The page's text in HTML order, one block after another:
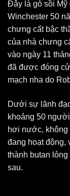
Đây là gỗ sồi
Winchester 50
chưng cất bậc
của nhà chưng
vào ngày 11
đã được đóng
mạch nha do
Dưới sự lãnh
khoảng 50
hơi nước, không
đang hoạt động,
thành butan
sau.